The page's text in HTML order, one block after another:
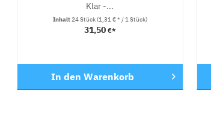
Klar -...
Inhalt24 Stück(1,31 € * / 1 Stück)
31,50 €*
In den Warenkorb